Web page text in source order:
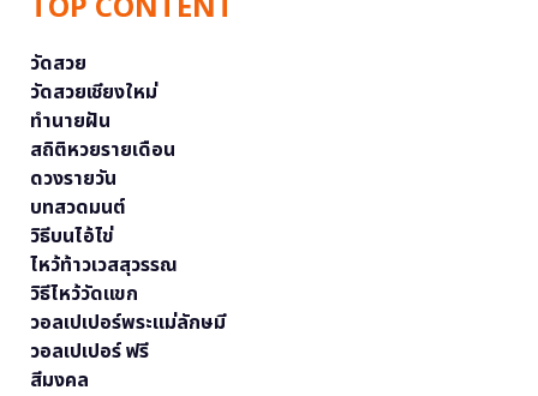
วัดสวย
วัดสวยเชียงใหม่
ทำนายฝัน
สถิติหวยรายเดือน
ดวงรายวัน
บทสวดมนต์
วิธีบนไอ้ไข่
ไหว้ท้าวเวสสุวรรณ
วิธีไหว้วัดแขก
วอลเปเปอร์พระแม่ลักษมี
วอลเปเปอร์ ฟรี
สีมงคล